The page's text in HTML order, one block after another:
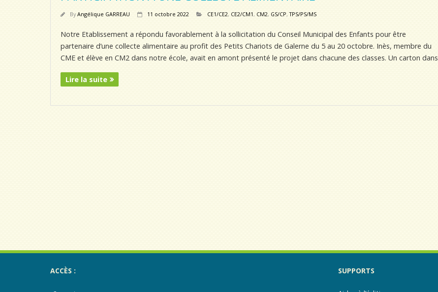
ByAngélique GARREAU 11 octobre 2022 CE1/CE2, CE2/CM1, CM2, GS/CP,TPS/PS/MS
Notre Etablissement a répondu favorablement à la sollicitation du Conseil Municipal des Enfants pour être
partenaire d’une collecte alimentaire au profit des Petits Chariots de Galerne du 5 au 20 octobre. Inès, membre du
CME et élève en CM2 dans notre école, avait en amont présenté le projet dans chacune des classes. Un carton dans
Lire la suite
ACCÈS : SUPPORTS